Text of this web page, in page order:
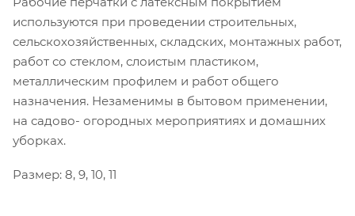
используются при проведении строительных,
сельскохозяйственных, складских, монтажных работ,
работ со стеклом, слоистым пластиком,
металлическим профилем и работ общего
назначения. Незаменимы в бытовом применении,
на садово- огородных мероприятиях и домашних
уборках.
Размер: 8, 9, 10, 11